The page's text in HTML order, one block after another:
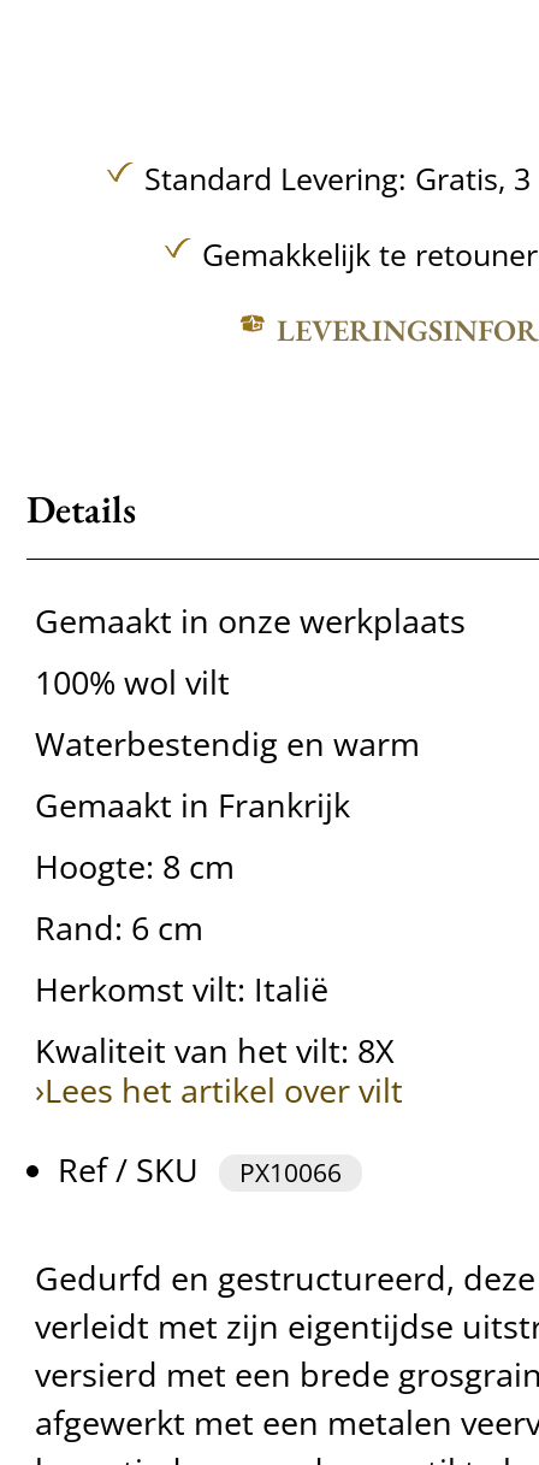
Standard Levering: Gratis,
Gemakkelijk te
Details
Gemaakt in onze werkplaats
100% wol vilt
Waterbestendig en warm
Gemaakt in Frankrijk
Hoogte: 8 cm
Rand: 6 cm
Herkomst vilt: Italië
Kwaliteit van het vilt: 8X
›Lees het artikel over vilt
Ref / SKU
PX10066
Gedurfd en gestructureerd,
verleidt met zijn eigentijdse
versierd met een brede
afgewerkt met een metalen